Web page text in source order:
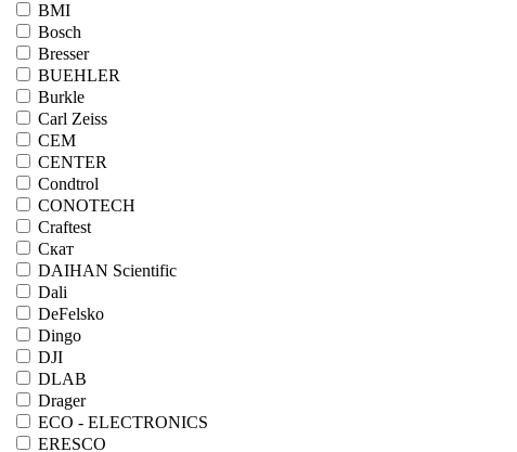
BMI
Bosch
Bresser
BUEHLER
Burkle
Carl Zeiss
CEM
CENTER
Condtrol
CONOTECH
Craftest
Cкат
DAIHAN Scientific
Dali
DeFelsko
Dingo
DJI
DLAB
Drager
ECO - ELECTRONICS
ERESCO